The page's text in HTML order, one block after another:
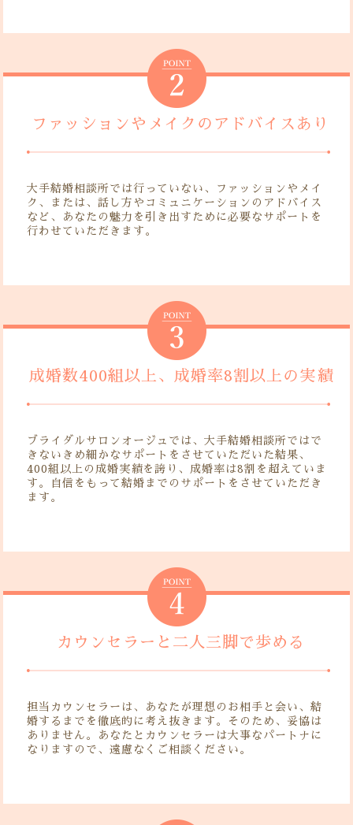
ファッションやメイクのアドバイスあり
大手結婚相談所では行っていない、ファッションやメイ
ク、または、話し方やコミュニケーションのアドバイス
など、あなたの魅力を引き出すために必要なサポートを
行わせていただきます。
成婚数400組以上、成婚率8割以上の実績
ブライダルサロンオージュでは、大手結婚相談所ではで
きないきめ細かなサポートをさせていただいた結果、
400組以上の成婚実績を誇り、成婚率は8割を超えていま
す。自信をもって結婚までのサポートをさせていただき
ます。
カウンセラーと二人三脚で歩める
担当カウンセラーは、あなたが理想のお相手と会い、結
婚するまでを徹底的に考え抜きます。そのため、妥協は
ありません。あなたとカウンセラーは大事なパートナに
なりますので、遠慮なくご相談ください。